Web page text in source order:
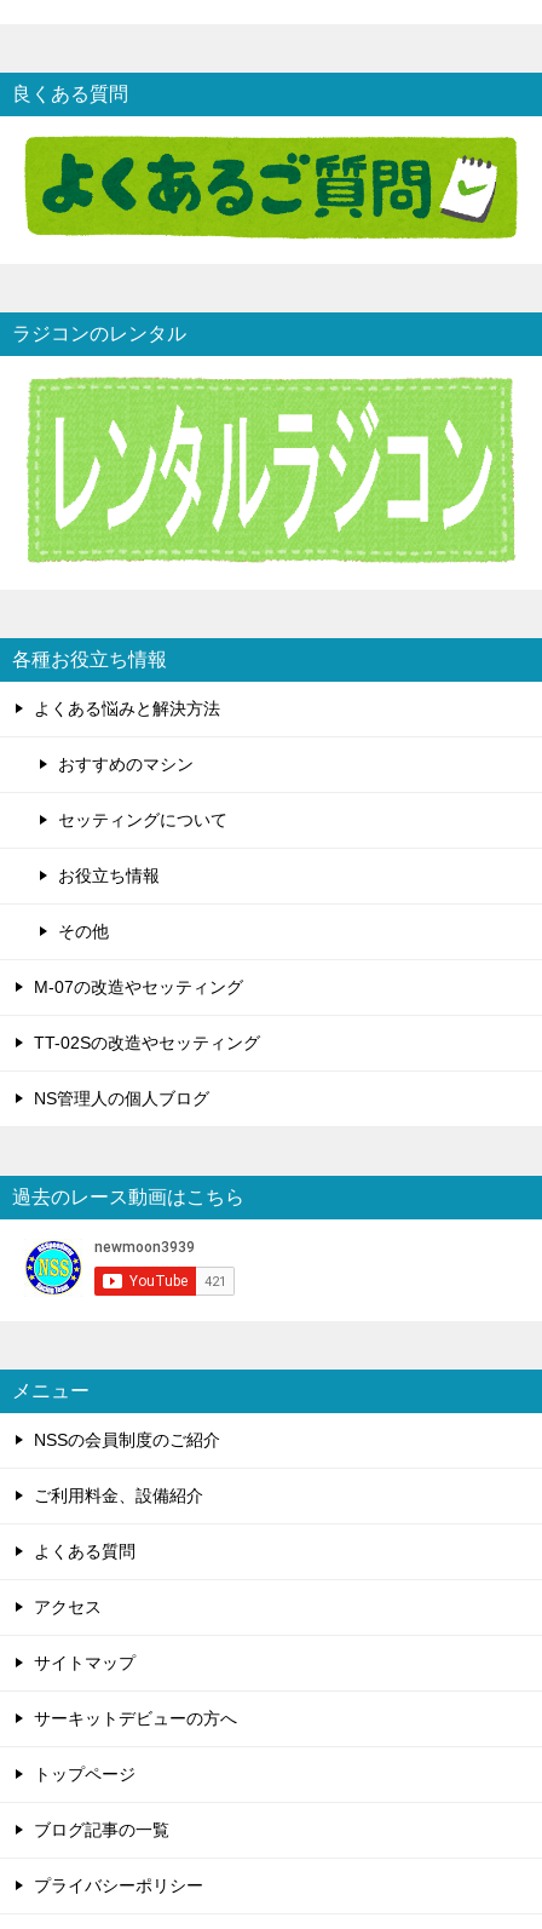
良くある質問
ラジコンのレンタル
各種お役立ち情報
よくある悩みと解決方法
おすすめのマシン
セッティングについて
お役立ち情報
その他
M-07の改造やセッティング
TT-02Sの改造やセッティング
NS管理人の個人ブログ
過去のレース動画はこちら
メニュー
NSSの会員制度のご紹介
ご利用料金、設備紹介
よくある質問
アクセス
サイトマップ
サーキットデビューの方へ
トップページ
ブログ記事の一覧
プライバシーポリシー